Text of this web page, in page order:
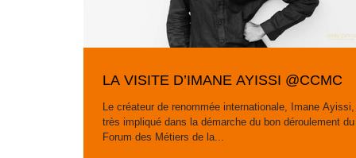
LA VISITE D’IMANE AYISSI @CCMC
Le créateur de renommée internationale, Imane
très impliqué dans la démarche du bon déroulement du
Forum des Métiers de la...